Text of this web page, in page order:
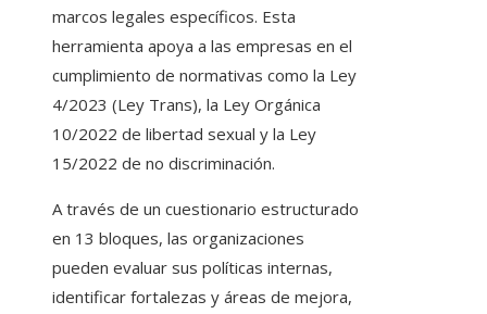
marcos legales específicos. Esta
herramienta apoya a las empresas en el
cumplimiento de normativas como la Ley
4/2023 (Ley Trans), la Ley Orgánica
10/2022 de libertad sexual y la Ley
15/2022 de no discriminación.
A través de un cuestionario estructurado
en 13 bloques, las organizaciones
pueden evaluar sus políticas internas,
identificar fortalezas y áreas de mejora,